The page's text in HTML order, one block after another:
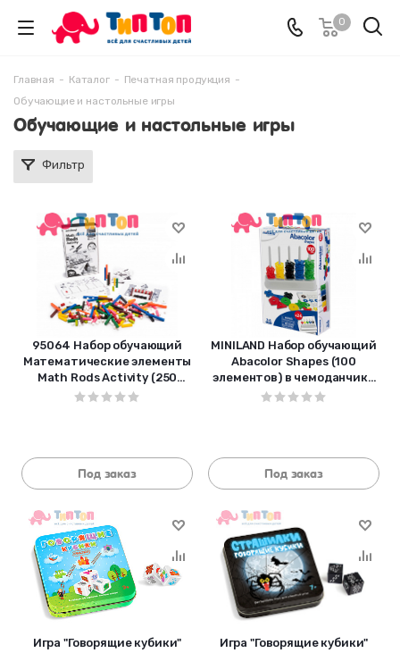
0
Главная - Каталог - Печатная продукция -
Обучающие и настольные игры
Обучающие и настольные игры
Фильтр
95064 Набор обучающий
Математические элементы
Math Rods Activity (250
элементов) в чемоданчике
Под заказ
MINILAND Набор обучающий
Abacolor Shapes (100
элементов) в чемоданчике
95270
Под заказ
Игра "Говорящие кубики"
Игра "Говорящие кубики"